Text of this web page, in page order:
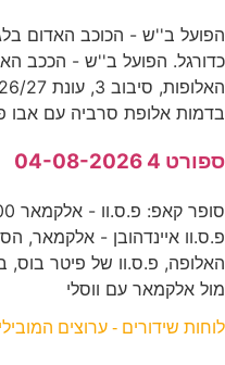
כדורגל. הפועל ב''ש - הככב
בדמות אלופת סרביה עם אבו
ספורט 4 04-08-2026
האלופה, פ.ס.וו של פיטר בוס,
מול אלקמאר עם ווסלי
לוחות שידורים - ערוצים